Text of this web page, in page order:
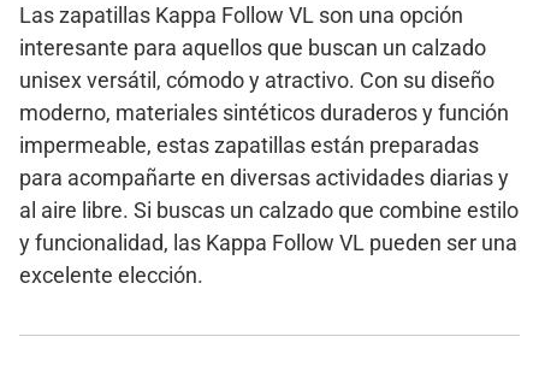
Las zapatillas Kappa Follow VL son una opción
interesante para aquellos que buscan un calzado
unisex versátil, cómodo y atractivo. Con su diseño
moderno, materiales sintéticos duraderos y función
impermeable, estas zapatillas están preparadas
para acompañarte en diversas actividades diarias y
al aire libre. Si buscas un calzado que combine estilo
y funcionalidad, las Kappa Follow VL pueden ser una
excelente elección.